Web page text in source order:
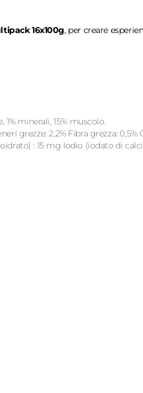
16x100g, per creare
minerali, 15% muscolo.
grezze: 2,2% Fibra grezza: 0,5%
: 15 mg Iodio (iodato di